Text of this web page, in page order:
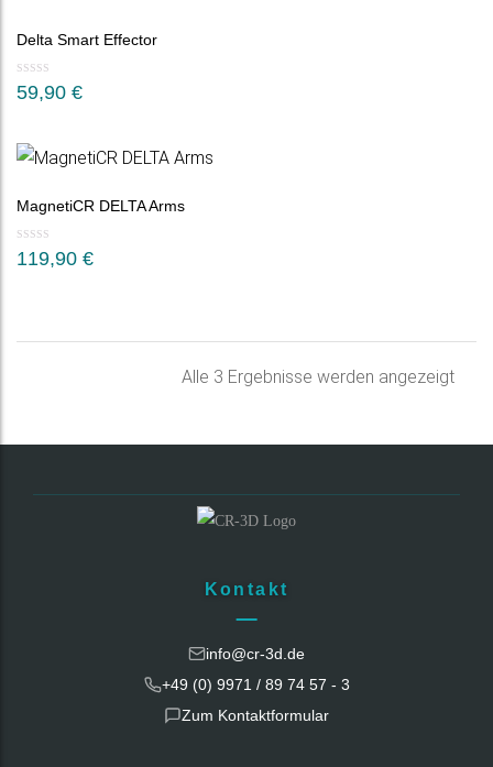
Delta Smart Effector
59,90 €
MagnetiCR DELTA Arms
119,90 €
Alle 3 Ergebnisse werden angezeigtNach
Kontakt
info@cr-3d.de
+49 (0) 9971 / 89 74 57 - 3
Zum Kontaktformular